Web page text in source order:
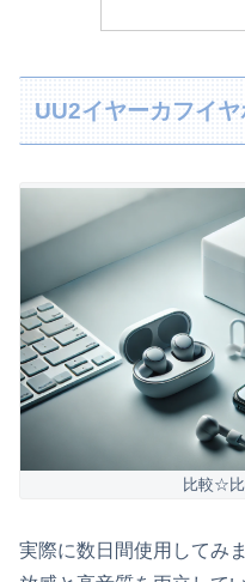
UU2イヤーカフイ
比較☆
実際に数日間使用してみ